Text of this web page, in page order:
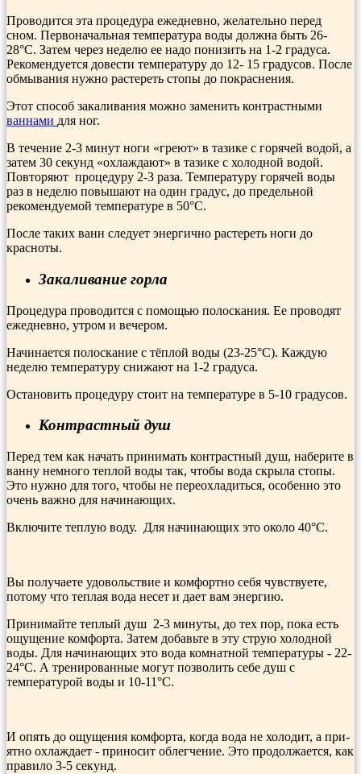
Прово­дится эта процедура ежедневно, же­лательно перед
сном. Первона­чальная температура воды дол­жна быть 26-
28°С. Затем через неделю ее надо понизить на 1-2 градуса.
Рекомендуется довести температуру до 12- 15 градусов. После
обмывания нужно рас­тереть стопы до покраснения.
Этот способ закаливания можно заменить контрастными
ваннами для ног.
В течение 2-3 минут ноги «греют» в тазике с горячей водой, а
затем 30 секунд «охлаждают» в тазике с холодной водой.
Повто­ряют процедуру 2-3 раза. Темпера­туру горячей воды
раз в неделю по­вышают на один градус, до предельной
рекомендуемой температуре в 50°С.
После таких ванн следует энергично растереть ноги до
красноты.
Закаливание горла
Процедура проводится с помощью полоскания. Ее проводят
ежедневно, утром и ве­чером.
Начинается полоскание с тёплой воды (23-25°С). Каждую
неделю температуру снижают на 1-2 градуса.
Остановить процедуру стоит на температуре в 5-10 градусов.
Контрастный душ
Перед тем как начать принимать контрастный душ, наберите в
ванну немного теплой воды так, чтобы вода скрыла стопы.
Это нужно для того, чтобы не переохладиться, особенно это
очень важно для начинающих.
Включите теплую воду. Для начинающих это около 40°С.
Вы получаете удовольствие и комфортно себя чувствуете,
потому что теплая вода несет и дает вам энергию.
При­нимайте теплый душ 2-3 минуты, до тех пор, пока есть
ощущение комфорта. Затем добавьте в эту струю холод­ной
воды. Для начинающих это вода комнатной температуры - 22-
24°С. А тренированные могут позво­лить себе душ с
температурой воды и 10-11°С.
И опять до ощущения ком­форта, когда вода не холодит, а при­
ятно охлаждает - приносит облегче­ние. Это продолжается, как
правило 3-5 се­кунд.